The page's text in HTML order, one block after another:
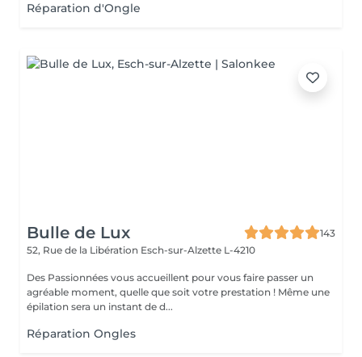
Réparation d'Ongle
Bulle de Lux
143
52, Rue de la Libération Esch-sur-Alzette L-4210
Des Passionnées vous accueillent pour vous faire passer un
agréable moment, quelle que soit votre prestation ! Même une
épilation sera un instant de d...
Réparation Ongles